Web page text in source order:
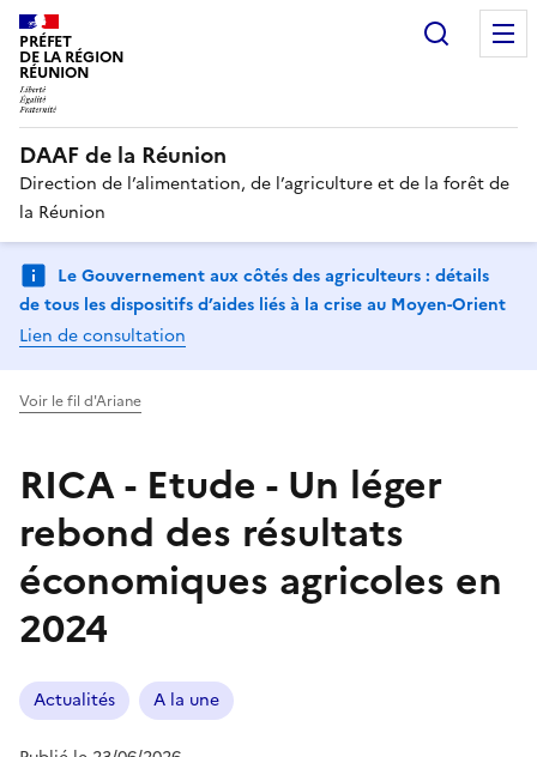
PRÉFET
DE LA RÉGION
RÉUNION
DAAF de la Réunion
Direction de l’alimentation, de l’agriculture et de la forêt de
la Réunion
Le Gouvernement aux côtés des agriculteurs : détails
de tous les dispositifs d’aides liés à la crise au Moyen-Orient
Lien de consultation
Voir le fil d'Ariane
RICA - Etude - Un léger
rebond des résultats
économiques agricoles en
2024
Actualités A la une